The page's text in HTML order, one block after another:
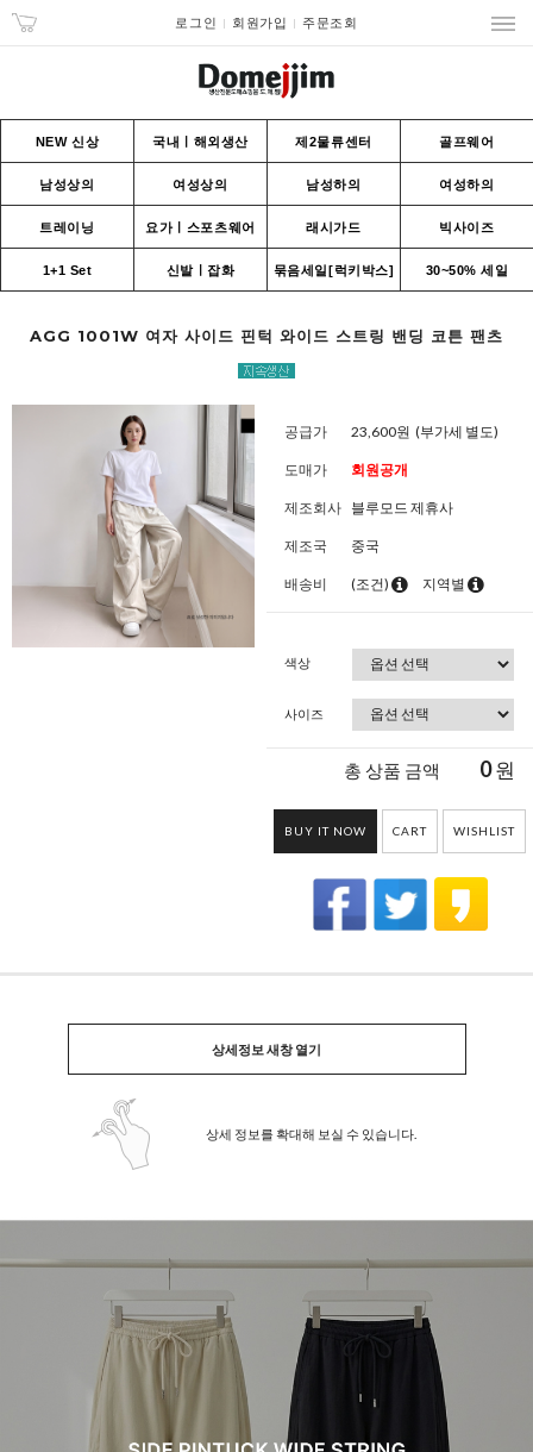
로그인 회원가입 주문조회
NEW 신상 국내ㅣ해외생산 제2물류센터 골프웨어
남성상의 여성상의 남성하의 여성하의
트레이닝 요가ㅣ스포츠웨어 래시가드 빅사이즈
1+1 Set 신발ㅣ잡화 묶음세일[럭키박스] 30~50% 세일
AGG 1001W 여자 사이드 핀턱 와이드 스트링 밴딩 코튼 팬츠
공급가 23,600원 (부가세 별도)
도매가 회원공개
제조회사 블루모드 제휴사
제조국 중국
배송비 (조건) 지역별
색상
사이즈
총 상품 금액 0원
BUY IT NOW CART WISHLIST
상세정보 새창 열기
상세 정보를 확대해 보실 수 있습니다.